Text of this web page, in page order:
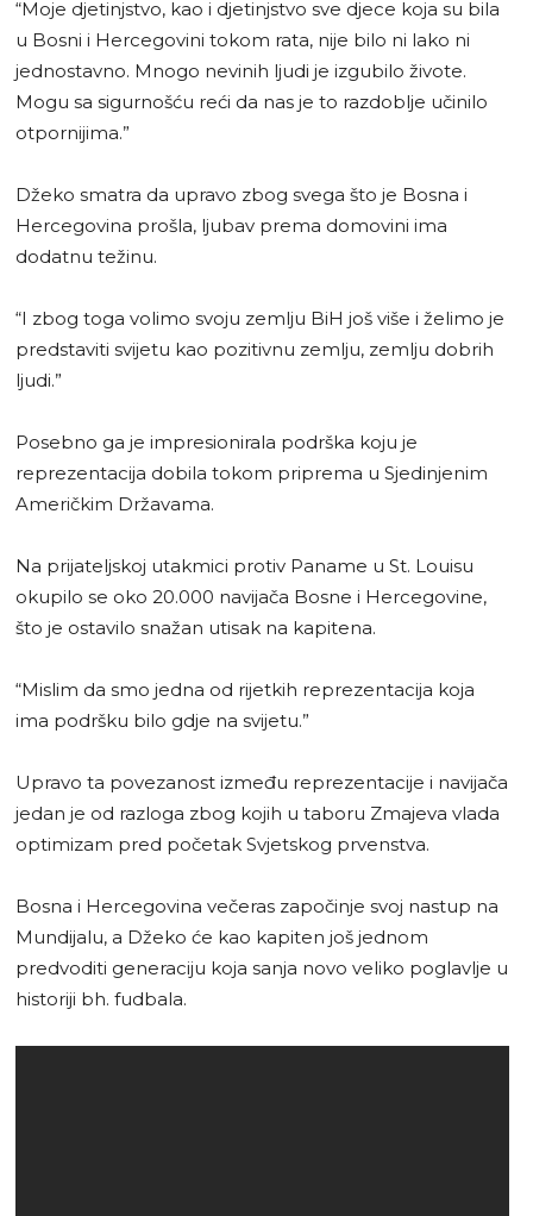
“Moje djetinjstvo, kao i djetinjstvo sve djece koja su bila
u Bosni i Hercegovini tokom rata, nije bilo ni lako ni
jednostavno. Mnogo nevinih ljudi je izgubilo živote.
Mogu sa sigurnošću reći da nas je to razdoblje učinilo
otpornijima.”
Džeko smatra da upravo zbog svega što je Bosna i
Hercegovina prošla, ljubav prema domovini ima
dodatnu težinu.
“I zbog toga volimo svoju zemlju BiH još više i želimo je
predstaviti svijetu kao pozitivnu zemlju, zemlju dobrih
ljudi.”
Posebno ga je impresionirala podrška koju je
reprezentacija dobila tokom priprema u Sjedinjenim
Američkim Državama.
Na prijateljskoj utakmici protiv Paname u St. Louisu
okupilo se oko 20.000 navijača Bosne i Hercegovine,
što je ostavilo snažan utisak na kapitena.
“Mislim da smo jedna od rijetkih reprezentacija koja
ima podršku bilo gdje na svijetu.”
Upravo ta povezanost između reprezentacije i navijača
jedan je od razloga zbog kojih u taboru Zmajeva vlada
optimizam pred početak Svjetskog prvenstva.
Bosna i Hercegovina večeras započinje svoj nastup na
Mundijalu, a Džeko će kao kapiten još jednom
predvoditi generaciju koja sanja novo veliko poglavlje u
historiji bh. fudbala.